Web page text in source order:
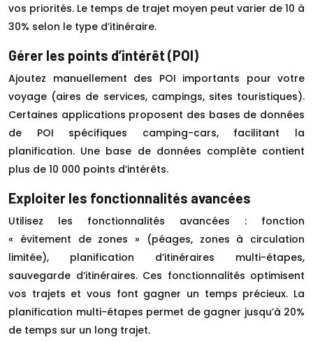
vos priorités. Le temps de trajet moyen peut varier de 10 à
30% selon le type d’itinéraire.
Gérer les points d’intérêt (POI)
Ajoutez manuellement des POI importants pour votre
voyage (aires de services, campings, sites touristiques).
Certaines applications proposent des bases de données
de POI spécifiques camping-cars, facilitant la
planification. Une base de données complète contient
plus de 10 000 points d’intérêts.
Exploiter les fonctionnalités avancées
Utilisez les fonctionnalités avancées : fonction
« évitement de zones » (péages, zones à circulation
limitée), planification d’itinéraires multi-étapes,
sauvegarde d’itinéraires. Ces fonctionnalités optimisent
vos trajets et vous font gagner un temps précieux. La
planification multi-étapes permet de gagner jusqu’à 20%
de temps sur un long trajet.